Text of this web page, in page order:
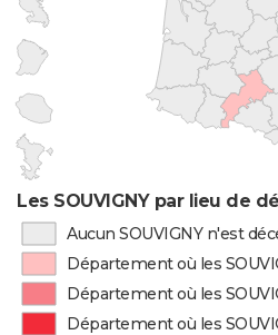
Les SOUVIGNY par lieu de
Aucun SOUVIGNY n'est
Département où les
Département où les
Département où les